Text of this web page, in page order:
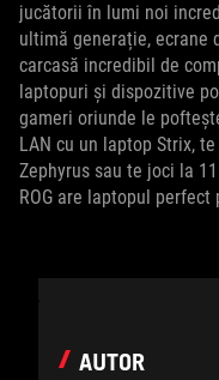
jucătorii în lumi noi
ultimă generație, ecrane
carcasă incredibil de
laptopuri și dispozitive
gameri oriunde le
LAN cu un laptop Strix,
Zephyrus sau te joci la
ROG are laptopul
AUTOR